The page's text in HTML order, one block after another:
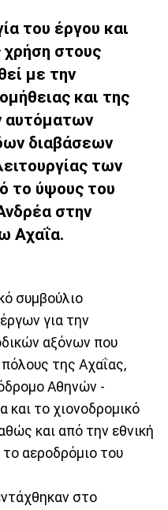
του έργου και
στους
με την
και της
αυτόματων
διαβάσεων
των
το ύψους του
στην
Αχαΐα.
συμβούλιο
για την
αξόνων που
της Αχαΐας,
Αθηνών -
το χιονοδρομικό
και από την εθνική
αεροδρόμιο του
στο